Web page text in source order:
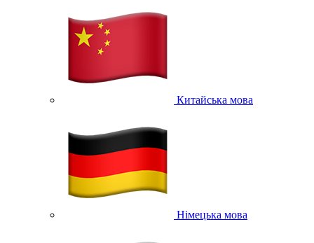
Китайська мова
Німецька мова